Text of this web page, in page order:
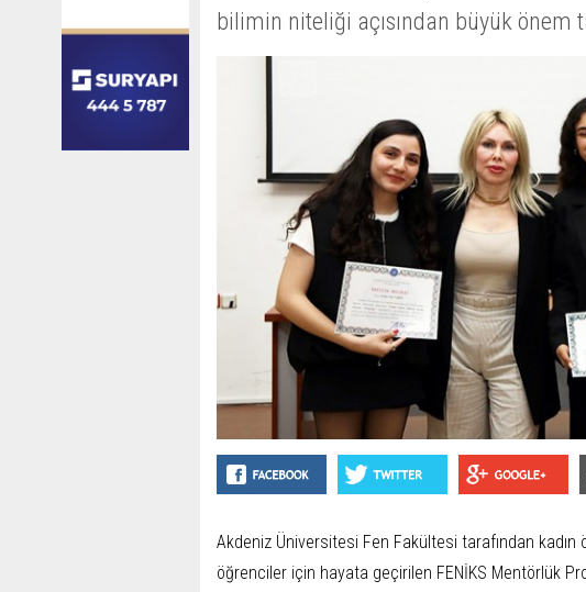
bilimin niteliği açısından büyük önem
Akdeniz Üniversitesi Fen Fakültesi tarafından
öğrenciler için hayata geçirilen FENİKS Mentörlük